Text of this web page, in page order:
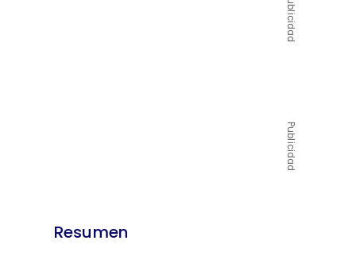
Publicidad
Publicidad
Resumen